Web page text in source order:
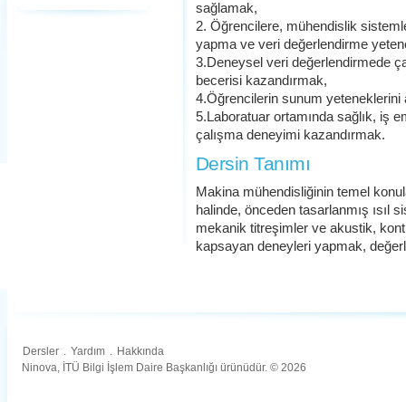
sağlamak,
2. Öğrencilere, mühendislik
yapma ve veri değerlendirme
3.Deneysel veri değerlendirmede
becerisi kazandırmak,
4.Öğrencilerin sunum yeteneklerini
5.Laboratuar ortamında sağlık, iş
çalışma deneyimi kazandırmak.
Dersin Tanımı
Makina mühendisliğinin temel
halinde, önceden tasarlanmış ısıl
mekanik titreşimler ve akustik,
kapsayan deneyleri yapmak,
Dersler . Yardım . Hakkında
Ninova, İTÜ Bilgi İşlem Daire Başkanlığı ürünüdür. © 2026